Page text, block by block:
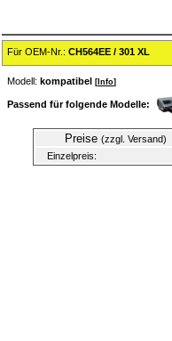
Für OEM-Nr.: CH564EE / 301 XL
Modell: kompatibel [ Info]
Passend für folgende Modelle:
Preise (zzgl. Versand)
Einzelpreis: